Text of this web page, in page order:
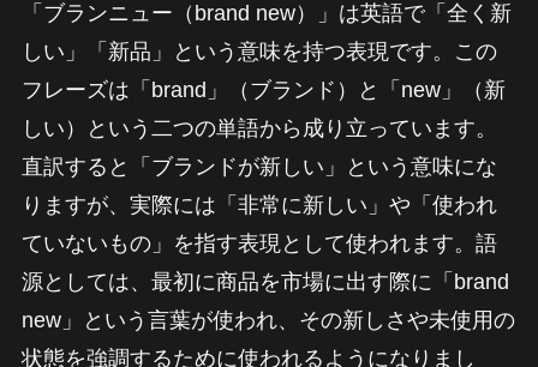
「ブランニュー（brand new）」は英語で「全く新
しい」「新品」という意味を持つ表現です。この
フレーズは「brand」（ブランド）と「new」（新
しい）という二つの単語から成り立っています。
直訳すると「ブランドが新しい」という意味にな
りますが、実際には「非常に新しい」や「使われ
ていないもの」を指す表現として使われます。語
源としては、最初に商品を市場に出す際に「brand
new」という言葉が使われ、その新しさや未使用の
状態を強調するために使われるようになりまし